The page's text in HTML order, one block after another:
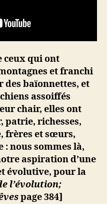
ceux qui ont
et franchi
baïonnettes, et
assoiffés
chair, elles ont
patrie, richesses,
frères et sœurs,
nous sommes là,
aspiration d’une
évolutive, pour la
l’évolution;
page 384]